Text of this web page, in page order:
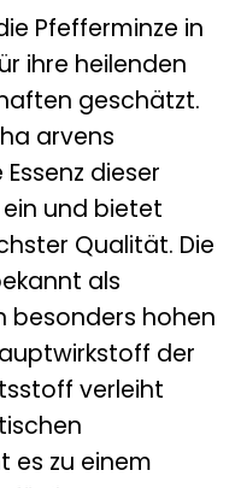
Pfefferminze in
ihre heilenden
geschätzt.
arvens
Essenz dieser
und bietet
Qualität. Die
als
besonders hohen
der
verleiht
es zu einem